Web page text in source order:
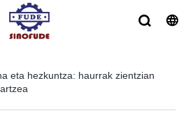
eta hezkuntza: haurrak zientzian